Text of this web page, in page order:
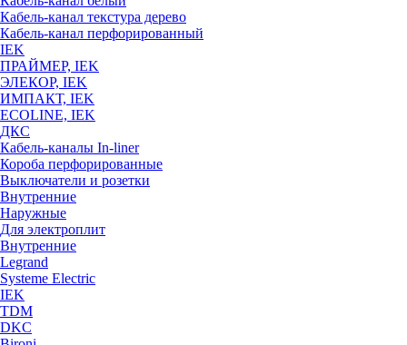
Кабель-канал текстура дерево
Кабель-канал перфорированный
IEK
ПРАЙМЕР, IEK
ЭЛЕКОР, IEK
ИМПАКТ, IEK
ECOLINE, IEK
ДКС
Кабель-каналы In-liner
Короба перфорированные
Выключатели и розетки
Внутренние
Наружные
Для электроплит
Внутренние
Legrand
Systeme Electric
IEK
TDM
DKC